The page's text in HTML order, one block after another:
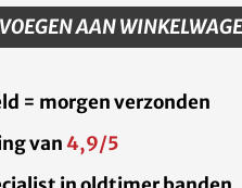
AAN
= morgen verzonden
van4,9/5